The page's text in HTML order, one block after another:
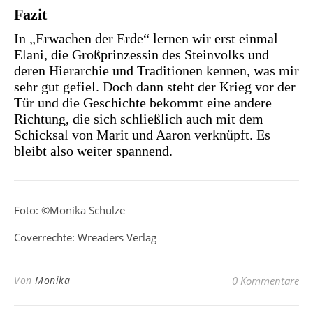
Fazit
In „Erwachen der Erde“ lernen wir erst einmal
Elani, die Großprinzessin des Steinvolks und
deren Hierarchie und Traditionen kennen, was mir
sehr gut gefiel. Doch dann steht der Krieg vor der
Tür und die Geschichte bekommt eine andere
Richtung, die sich schließlich auch mit dem
Schicksal von Marit und Aaron verknüpft. Es
bleibt also weiter spannend.
Foto: ©Monika Schulze
Coverrechte: Wreaders Verlag
Von Monika 0 Kommentare